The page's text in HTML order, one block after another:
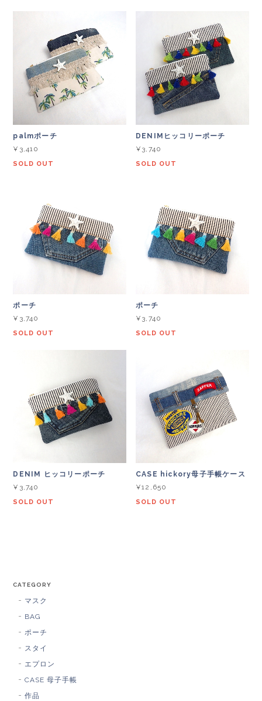
palmポーチ
¥3,410
SOLD OUT
DENIMヒッコリーポーチ
¥3,740
SOLD OUT
ポーチ
¥3,740
SOLD OUT
ポーチ
¥3,740
SOLD OUT
DENIM ヒッコリーポーチ
¥3,740
SOLD OUT
CASE hickory母子手帳ケース
¥12,650
SOLD OUT
CATEGORY
マスク
BAG
ポーチ
スタイ
エプロン
CASE 母子手帳
作品